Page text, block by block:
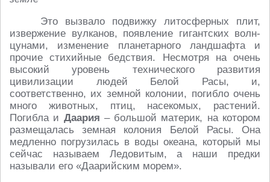
Это вызвало подвижку литосферных плит,
извержение вулканов, появление гигантских волн-
цунами, изменение планетарного ландшафта и
прочие стихийные бедствия. Несмотря на очень
высокий уровень технического развития
цивилизации людей Белой Расы, и,
соответственно, их земной колонии, погибло очень
много животных, птиц, насекомых, растений.
Погибла и Даария – большой материк, на котором
размещалась земная колония Белой Расы. Она
медленно погрузилась в воды океана, который мы
сейчас называем Ледовитым, а наши предки
называли его «Даарийским морем».